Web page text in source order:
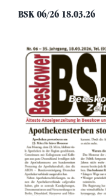
BSK 06/26 18.03.26